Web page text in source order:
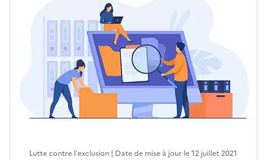
Lutte contre l'exclusion | Date de mise à jour le12 juillet 2021